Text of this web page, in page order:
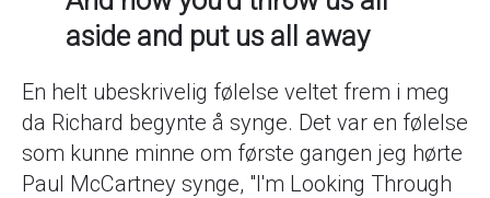
aside and put us all away
En helt ubeskrivelig følelse veltet frem i meg
da Richard begynte å synge. Det var en følelse
som kunne minne om første gangen jeg hørte
Paul McCartney synge, "I'm Looking Through